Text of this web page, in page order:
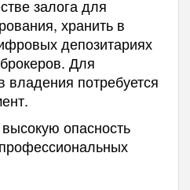
залога для
хранить в
депозитариях
Для
потребуется
опасность